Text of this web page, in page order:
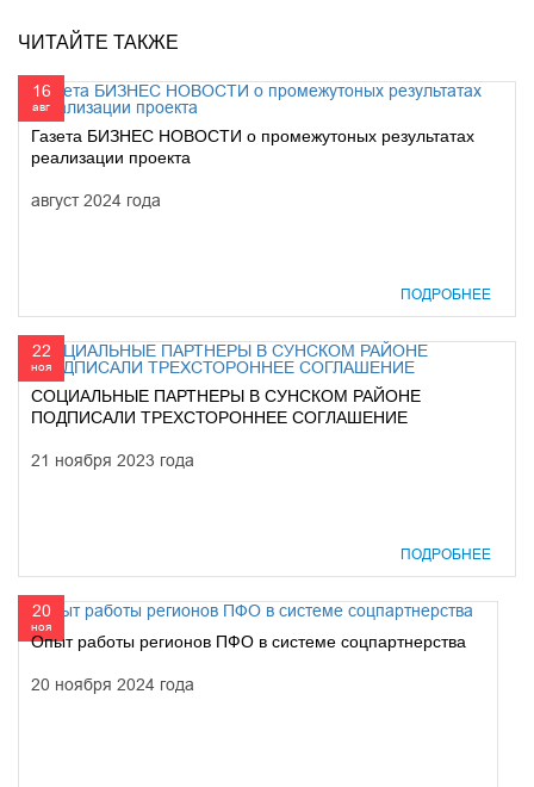
ЧИТАЙТЕ ТАКЖЕ
16
авг
Газета БИЗНЕС НОВОСТИ о промежутоных результатах
реализации проекта
август 2024 года
ПОДРОБНЕЕ
22
ноя
СОЦИАЛЬНЫЕ ПАРТНЕРЫ В СУНСКОМ РАЙОНЕ
ПОДПИСАЛИ ТРЕХСТОРОННЕЕ СОГЛАШЕНИЕ
21 ноября 2023 года
ПОДРОБНЕЕ
20
ноя
Опыт работы регионов ПФО в системе соцпартнерства
20 ноября 2024 года